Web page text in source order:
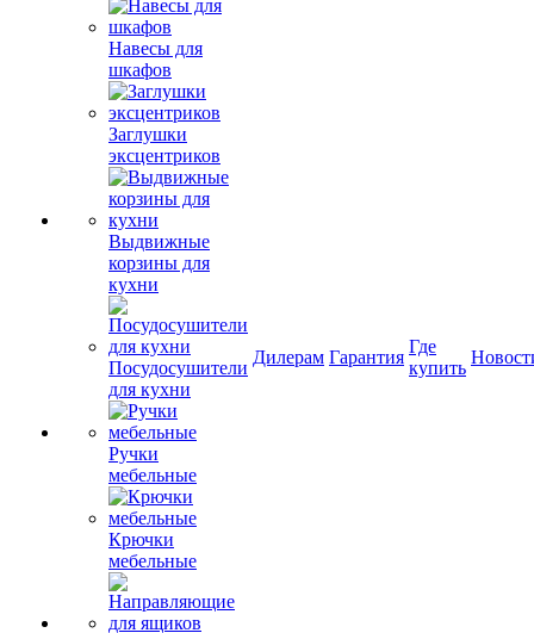
Навесы для
шкафов
Заглушки
эксцентриков
Выдвижные
корзины для
кухни
Посудосушители
для кухни
Ручки
мебельные
Крючки
мебельные
Дилерам Гарантия
Где
купить